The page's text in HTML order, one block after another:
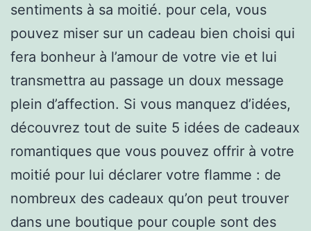
sentiments à sa moitié. pour cela, vous
pouvez miser sur un cadeau bien choisi qui
fera bonheur à l’amour de votre vie et lui
transmettra au passage un doux message
plein d’affection. Si vous manquez d’idées,
découvrez tout de suite 5 idées de cadeaux
romantiques que vous pouvez offrir à votre
moitié pour lui déclarer votre flamme : de
nombreux des cadeaux qu’on peut trouver
dans une boutique pour couple sont des